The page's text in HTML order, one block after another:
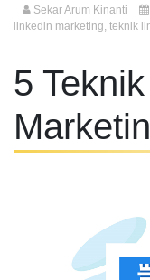
Sekar Arum Kinanti
linkedin marketing, teknik
5